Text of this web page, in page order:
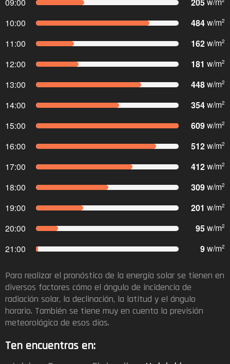
09:00
10:00 484w/m2
11:00 162w/m2
12:00 181 w/m2
13:00 448w/m2
14:00 354w/m2
15:00 609w/m2
16:00 512w/m2
17:00 412w/m2
18:00 309w/m2
19:00 201 w/m2
20:00 95w/m2
21:00 9w/m2
Para realizar el pronóstico de la energía solar se tienen en
diversos factores cómo el ángulo de incidencia de
radiación solar, la declinación, la latitud y el ángulo
horario. También se tiene muy en cuenta la previsión
meteorológica de esos días.​
Ten encuentras en: